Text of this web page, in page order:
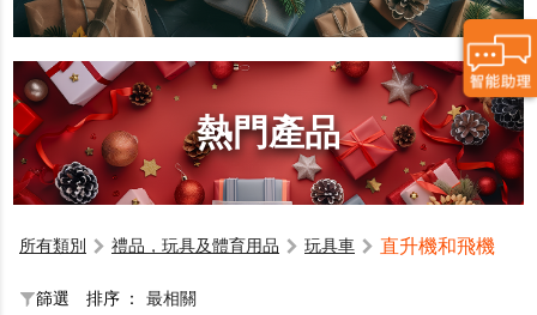
熱門產品
所有類別 禮品，玩具及體育用品 玩具車 直升機和飛機
篩選 排序 ： 最相關